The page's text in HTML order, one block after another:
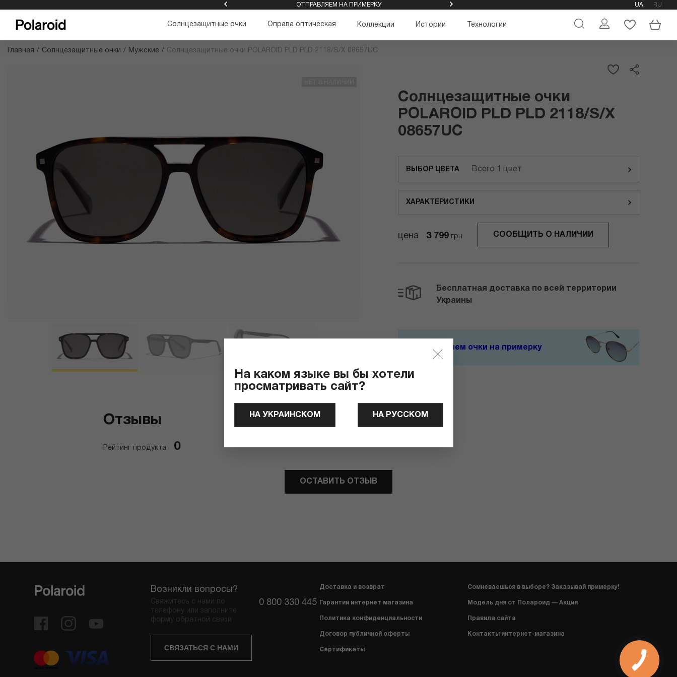
ОТПРАВЛЯЕМ НА ПРИМЕРКУ UA RU
Солнцезащитные очки Оправа оптическая Коллекции Истории Технологии
Главная / Солнцезащитные очки / Мужские / Солнцезащитные очки POLAROID PLD PLD 2118/S/X 08657UC
Солнцезащитные очки
POLAROID PLD PLD 2118/S/X
08657UC
ВЫБОР ЦВЕТА Всего 1 цвет
ХАРАКТЕРИСТИКИ
цена 3 799 грн СООБЩИТЬ О НАЛИЧИИ
Бесплатная доставка по всей территории
Украины
Отправляем очки на примерку
Отзывы
Рейтинг продукта 0
ОСТАВИТЬ ОТЗЫВ
Возникли вопросы?
Свяжитесь с нами по
телефону или заполните
форму обратной связи
0 800 330 445
СВЯЗАТЬСЯ С НАМИ
Доставка и возврат
Гарантии интернет магазина
Политика конфиденциальности
Договор публичной оферты
Сертификаты
Сомневаешься в выборе? Заказывай примерку!
Модель дня от Полароид — Акция
Правила сайта
Контакты интернет-магазина
На каком языке вы бы хотели
просматривать сайт?
НА УКРАИНСКОМ НА РУССКОМ